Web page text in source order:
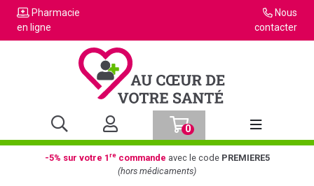
Pharmacie
en ligne
Nous
contacter
0
Afficher la
-5% sur votre 1recommande avec le code PREMIERE5
(hors médicaments)